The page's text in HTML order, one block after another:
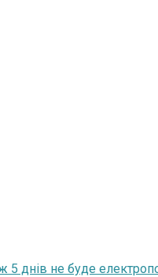
5 днів не буде